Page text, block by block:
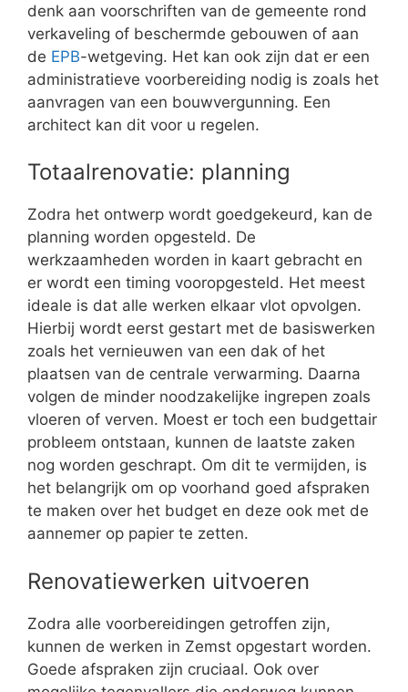
denk aan voorschriften van de gemeente rond
verkaveling of beschermde gebouwen of aan
de EPB-wetgeving. Het kan ook zijn dat er een
administratieve voorbereiding nodig is zoals het
aanvragen van een bouwvergunning. Een
architect kan dit voor u regelen.
Totaalrenovatie: planning
Zodra het ontwerp wordt goedgekeurd, kan de
planning worden opgesteld. De
werkzaamheden worden in kaart gebracht en
er wordt een timing vooropgesteld. Het meest
ideale is dat alle werken elkaar vlot opvolgen.
Hierbij wordt eerst gestart met de basiswerken
zoals het vernieuwen van een dak of het
plaatsen van de centrale verwarming. Daarna
volgen de minder noodzakelijke ingrepen zoals
vloeren of verven. Moest er toch een budgettair
probleem ontstaan, kunnen de laatste zaken
nog worden geschrapt. Om dit te vermijden, is
het belangrijk om op voorhand goed afspraken
te maken over het budget en deze ook met de
aannemer op papier te zetten.
Renovatiewerken uitvoeren
Zodra alle voorbereidingen getroffen zijn,
kunnen de werken in Zemst opgestart worden.
Goede afspraken zijn cruciaal. Ook over